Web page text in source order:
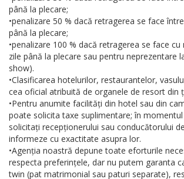
până la plecare;
•penalizare 50 % dacă retragerea se face
până la plecare;
•penalizare 100 % dacă retragerea se face
zile până la plecare sau pentru neprezentare
show).
•Clasificarea hotelurilor, restaurantelor,
cea oficial atribuită de organele de resort din
•Pentru anumite facilități din hotel sau din
poate solicita taxe suplimentare; în
solicitați recepționerului sau conducătorului
informeze cu exactitate asupra lor.
•Agenția noastră depune toate eforturile
respecta preferințele, dar nu putem garanta
twin (pat matrimonial sau paturi separate),